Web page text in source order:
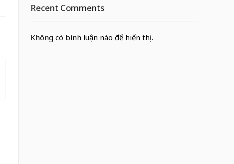
Recent Comments
Không có bình luận nào để hiển thị.